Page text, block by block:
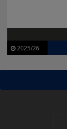
2025/26